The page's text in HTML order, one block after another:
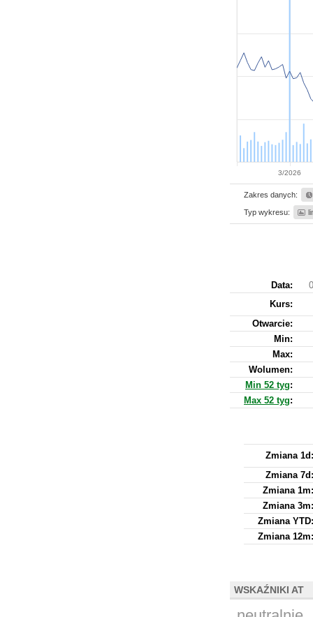
3/2026
Zakres danych:
Typ wykresu:
Data:
Kurs:
Otwarcie:
Min:
Max:
Wolumen:
Min 52 tyg:
Max 52 tyg:
Zmiana 1d:
Zmiana 7d:
Zmiana 1m:
Zmiana 3m:
Zmiana YTD:
Zmiana 12m:
WSKAŹNIKI AT